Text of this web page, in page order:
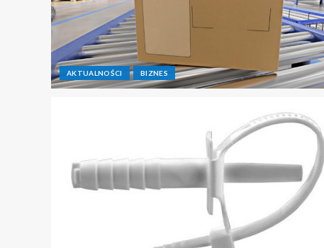
AKTUALNOŚCI BIZNES